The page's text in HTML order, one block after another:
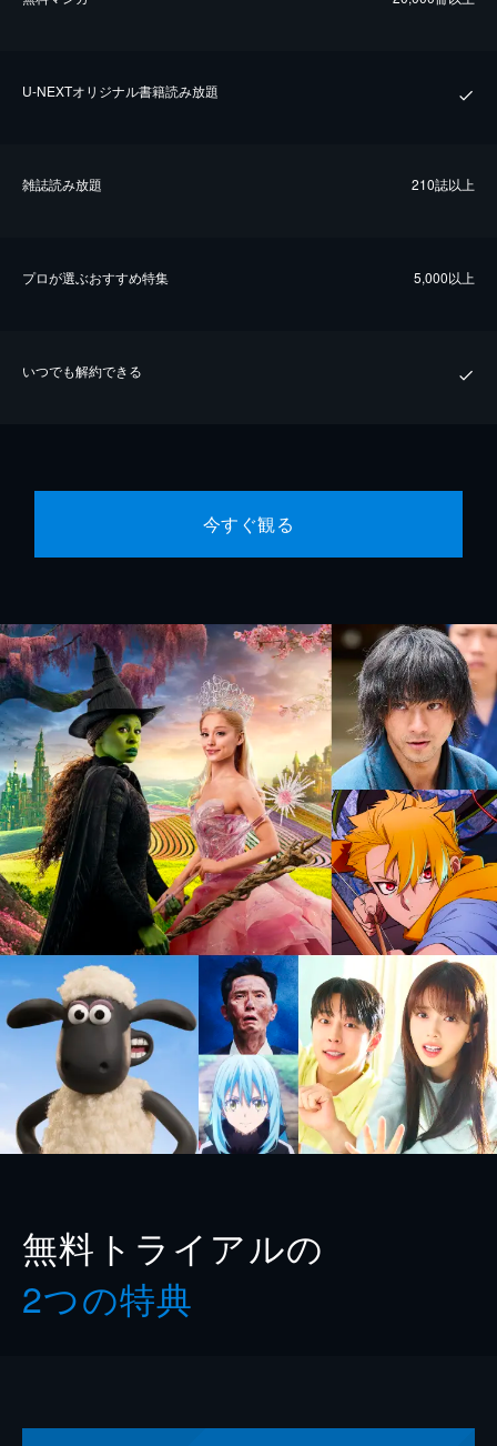
U-NEXTオリジナル書籍読み放題
雑誌読み放題 210誌以上
プロが選ぶおすすめ特集 5,000以上
いつでも解約できる
今すぐ観る
無料トライアルの
2つの特典